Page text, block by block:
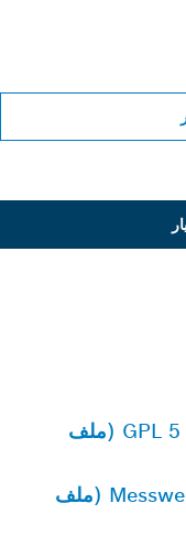
دليل الإرشادات | GPL 5 G, GPL 3 G (ملف
وليجة | Messwerkzeug,ROHS China (ملف